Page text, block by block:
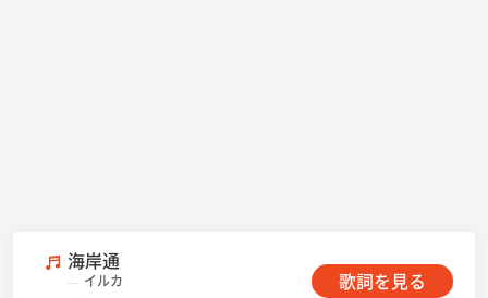
海岸通
イルカ 歌詞を見る